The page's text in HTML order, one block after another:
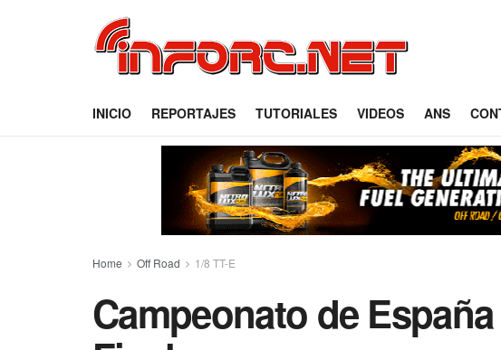
INICIO REPORTAJES TUTORIALES VIDEOS ANS
Home Off Road 1/8 TT-E
Campeonato de